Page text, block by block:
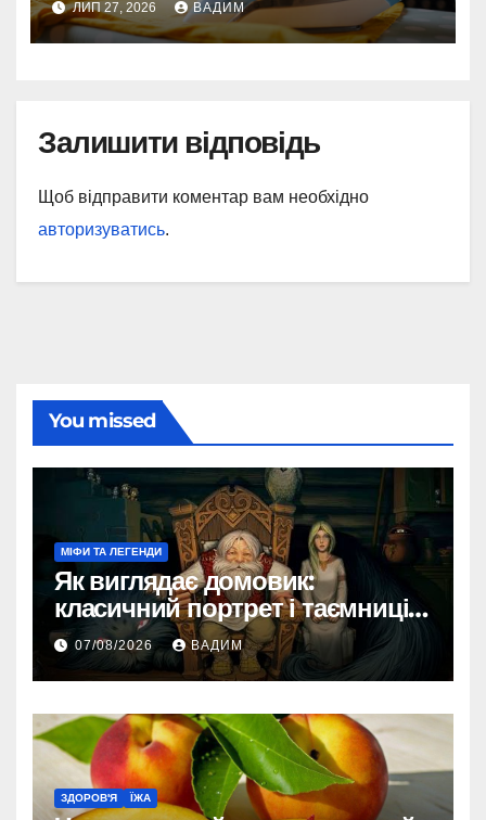
ЛИП 27, 2026 ВАДИМ
Залишити відповідь
Щоб відправити коментар вам необхідно
авторизуватись.
You missed
МІФИ ТА ЛЕГЕНДИ
Як виглядає домовик:
класичний портрет і таємниці
зовнішності
07/08/2026 ВАДИМ
ЗДОРОВ'Я ЇЖА